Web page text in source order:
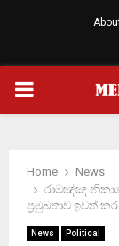
PRIMARY
Home
News
රාමඤ්ඤ
ප‍්‍රමුඛතාව ඉවත්
News Political